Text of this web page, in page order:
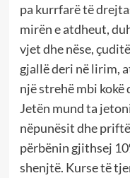
pa kurrfarë të
mirën e atdheut,
vjet dhe nëse,
gjallë deri në lirim,
një strehë mbi kokë
Jetën mund ta
nëpunësit dhe
përbënin gjithsej
shenjtë. Kurse të